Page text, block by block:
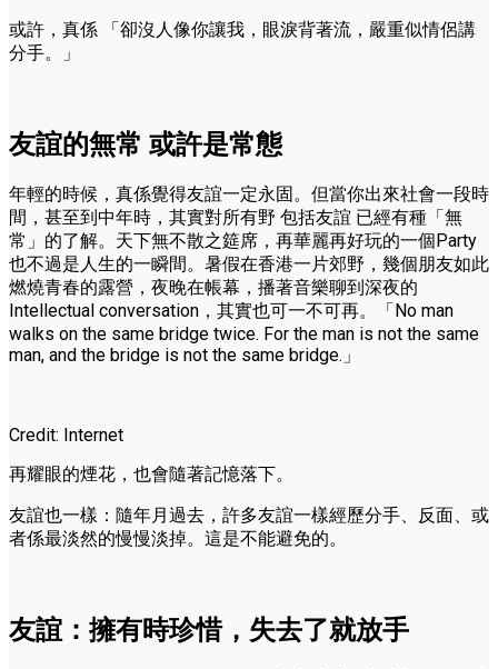
或許，真係 「卻沒人像你讓我，眼淚背著流，嚴重似情侶講
分手。」
友誼的無常 或許是常態
年輕的時候，真係覺得友誼一定永固。但當你出來社會一段時
間，甚至到中年時，其實對所有野 包括友誼 已經有種「無
常」的了解。天下無不散之筵席，再華麗再好玩的一個Party
也不過是人生的一瞬間。暑假在香港一片郊野，幾個朋友如此
燃燒青春的露營，夜晚在帳幕，播著音樂聊到深夜的
Intellectual conversation，其實也可一不可再。「No man
walks on the same bridge twice. For the man is not the same
man, and the bridge is not the same bridge.」
Credit: Internet
再耀眼的煙花，也會隨著記憶落下。
友誼也一樣：隨年月過去，許多友誼一樣經歷分手、反面、或
者係最淡然的慢慢淡掉。這是不能避免的。
友誼：擁有時珍惜，失去了就放手